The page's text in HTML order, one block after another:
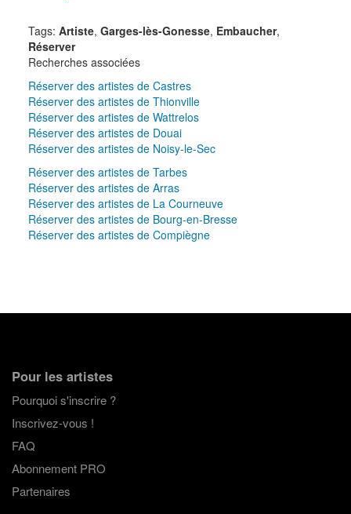
Tags: Artiste, Garges-lès-Gonesse, Embaucher,
Réserver
Recherches associées
Réserver des artistes de Castres
Réserver des artistes de Thionville
Réserver des artistes de Wattrelos
Réserver des artistes de Douai
Réserver des artistes de Noisy-le-Sec
Réserver des artistes de Tarbes
Réserver des artistes de Arras
Réserver des artistes de La Courneuve
Réserver des artistes de Bourg-en-Bresse
Réserver des artistes de Compiègne
Pour les artistes
Pourquoi s'inscrire ?
Inscrivez-vous !
FAQ
Abonnement PRO
Partenaires